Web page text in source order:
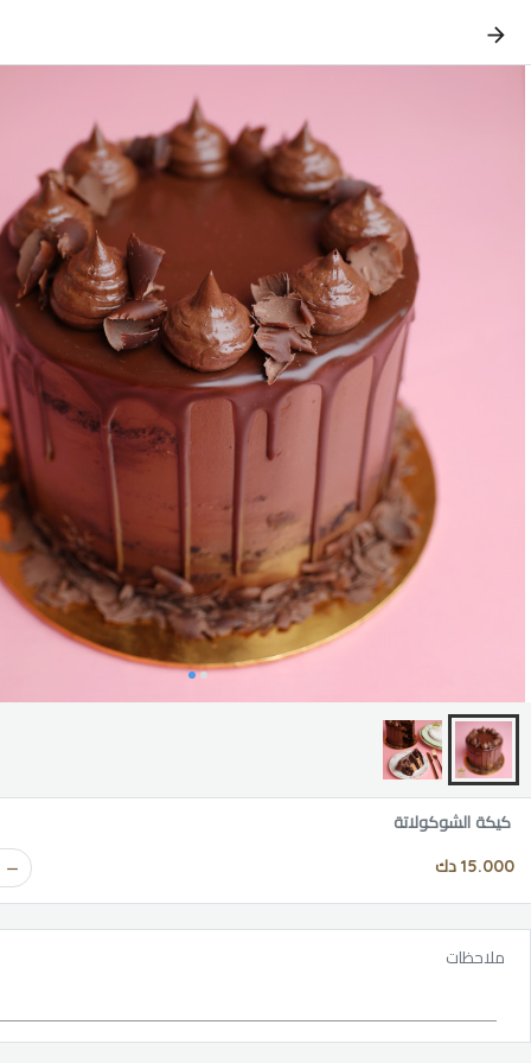
كيكة الشوكولاتة
15.000 دك
ملاحظات